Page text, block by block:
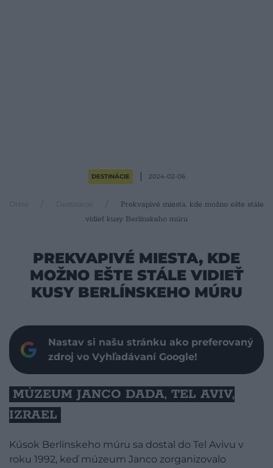
DESTINÁCIE 2024-02-06
Drive
​Prekvapivé miesta, kde možno ešte stále
vidieť kusy Berlínskeho múru
​PREKVAPIVÉ MIESTA, KDE
MOŽNO EŠTE STÁLE VIDIEŤ
KUSY BERLÍNSKEHO MÚRU
Nastav si našu stránku ako preferovaný
zdroj vo Vyhľadávaní Google!
MÚZEUM JANCO DADA, TEL AVIV,
IZRAEL
Kúsok Berlínskeho múru sa dostal do Tel Avivu v
roku 1992, keď múzeum Janco zorganizovalo